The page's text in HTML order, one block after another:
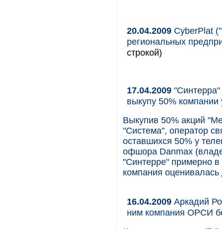
20.04.2009 CyberPlat
региональных
строкой)
17.04.2009
выкупу 50%
Выкупив 50% акций
"Система", оператор
оставшихся 50% у
офшора Danmax
"Синтерре" примерно
компания оценивалась
16.04.2009 Аркадий
ним компания ОРСИ